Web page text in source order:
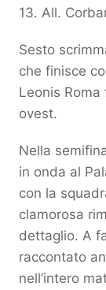
13. All.
Sesto
che finisce
Leonis
ovest.
Nella
in onda al
con la
clamorosa
dettaglio. A
raccontato
nell’intero